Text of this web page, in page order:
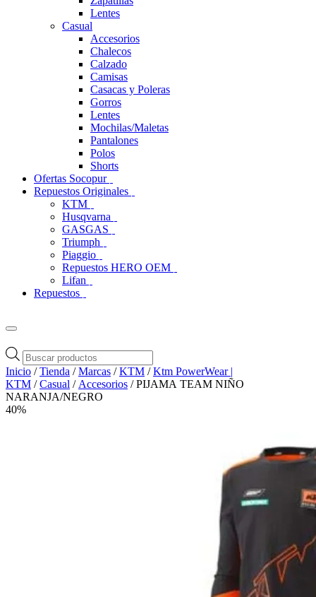
Lentes
Casual
Accesorios
Chalecos
Calzado
Camisas
Casacas y Poleras
Gorros
Lentes
Mochilas/Maletas
Pantalones
Polos
Shorts
Ofertas Socopur
Repuestos Originales
KTM
Husqvarna
GASGAS
Triumph
Piaggio
Repuestos HERO OEM
Lifan
Repuestos
Búsqueda
de
productos
Inicio /Tienda /Marcas /KTM /Ktm PowerWear |
KTM /Casual / Accesorios / PIJAMA TEAM NIÑO
NARANJA/NEGRO
40%